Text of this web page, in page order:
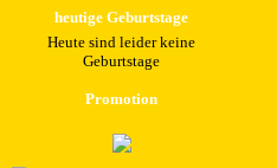
heutige Geburtstage
Heute sind leider keine
Geburtstage
Promotion